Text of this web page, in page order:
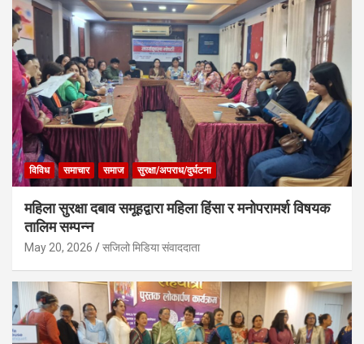
विविध समाचार समाज सुरक्षा/अपराध/दुर्घटना
महिला सुरक्षा दबाव समूहद्वारा महिला हिंसा र मनोपरामर्श विषयक
तालिम सम्पन्न
May 20, 2026 सजिलो मिडिया संवाददाता